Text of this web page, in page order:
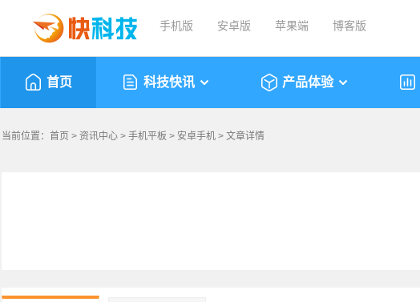
手机版 安卓版 苹果端 博客版
首页 科技快讯 产品体验
当前位置： 首页 > 资讯中心 > 手机平板 > 安卓手机 > 文章详情